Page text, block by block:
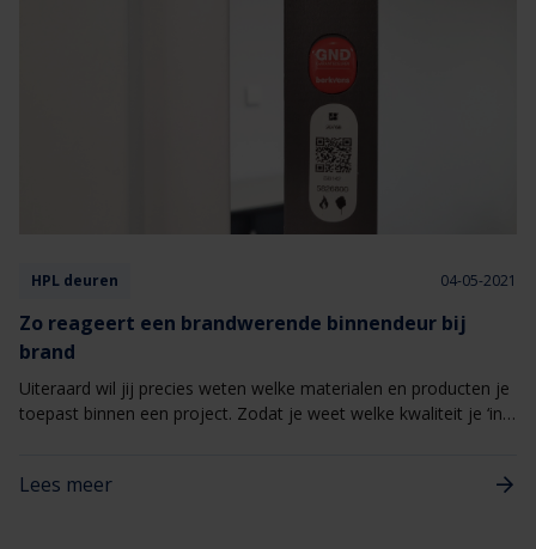
HPL deuren 04-05-2021
Zo reageert een brandwerende binnendeur bij
brand
Uiteraard wil jij precies weten welke materialen en producten je
toepast binnen een project. Zodat je weet welke kwaliteit je ‘in
En zo geldt dat ook voor de brandwerende binnendeuren binnen
Lees meer